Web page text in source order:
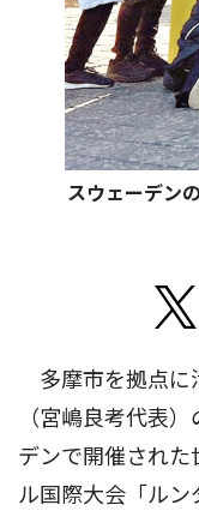
スウェーデン
多摩市を拠点に
（宮嶋良考代表
デンで開催された
ル国際大会「ルン